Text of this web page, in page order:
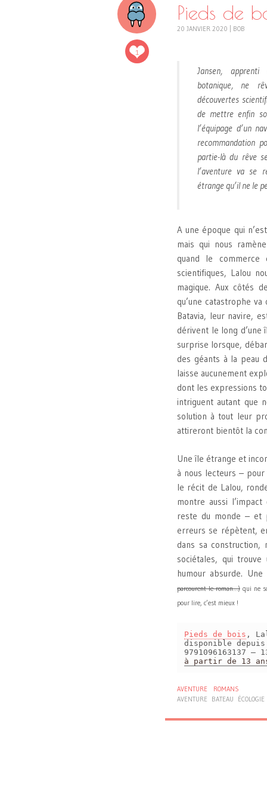
1
Pieds de
20 JANVIER 2020 BOB
Jansen,
botanique, ne
découvertes
de mettre enfin
l’équipage d’un
recommandation
partie-là du rêve
l’aventure va se
étrange qu’il ne le
A une époque qui
mais qui nous
quand le commerce
scientifiques, Lalou
magique. Aux côtés
qu’une catastrophe
Batavia, leur navire,
dérivent le long d’une
surprise lorsque,
des géants à la peau
laisse aucunement
dont les expressions
intriguent autant que
solution à tout leur
attireront bientôt la
Une île étrange et
à nous lecteurs –
le récit de Lalou,
montre aussi
reste du monde – et
erreurs se répètent,
dans sa construction,
sociétales, qui
humour absurde.
parcourent le roman…)qui ne
pour lire, c’est mieux !
Pieds de bois ,
disponible
9791096163137 –
à partir de 13
AVENTURE
ROMANS
AVENTURE
BATEAU ÉCOLOGIE